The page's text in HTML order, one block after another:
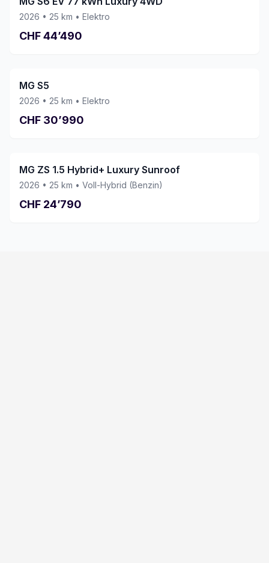
kaufen. Vielen Dank an das ganze Team!
2026 • 25 km • Elektro
CHF44’490
MG S5
2026 • 25 km • Elektro
CHF 30’990
MG ZS 1.5 Hybrid+ Luxury Sunroof
2026 • 25 km • Voll-Hybrid (Benzin)
CHF 24’790